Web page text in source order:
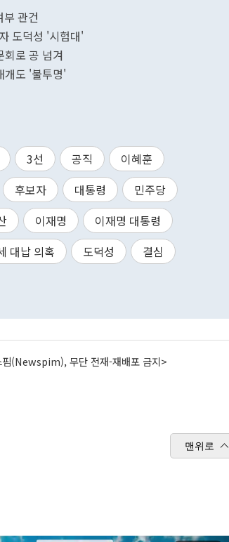
관건
도덕성 '시험대'
로 공 넘겨
개도 '불투명'
3선 공직
이혜훈
후보자 대통령
민주당
이재명
이재명 대통령
대납 의혹 도덕성
결심
핌(Newspim), 무단 전재-재배포 금지>
맨위로